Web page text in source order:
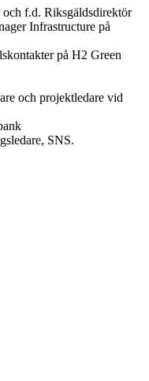
f.d. Riksgäldsdirektör
Infrastructure på
på H2 Green
och projektledare vid
SNS.